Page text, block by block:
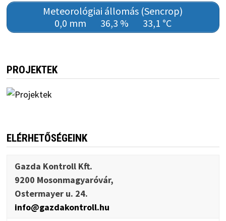
Meteorológiai állomás (Sencrop)
0,0 mm
36,3 % 33,1 °C
PROJEKTEK
ELÉRHETŐSÉGEINK
Gazda Kontroll Kft.
9200 Mosonmagyaróvár,
Ostermayer u. 24.
info@gazdakontroll.hu